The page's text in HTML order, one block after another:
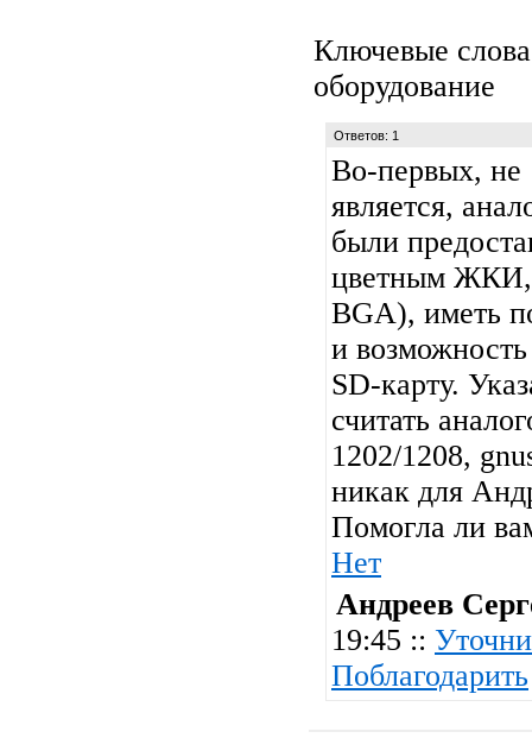
Ключевые
оборудование
Ответов: 1
Во-первых, не
является,
были
цветным ЖКИ,
BGA), иметь
и
SD-карту.
считать
1202/1208,
никак для
Помогла ли
Нет
Андреев
19:45 ::
Поблагодарить